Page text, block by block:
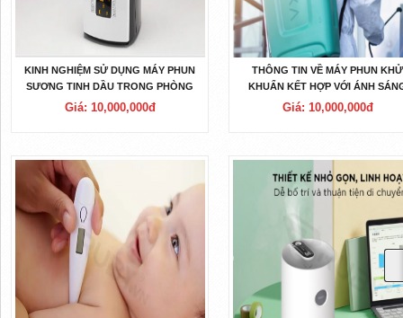
KINH NGHIỆM SỬ DỤNG MÁY PHUN
SƯƠNG TINH DẦU TRONG PHÒNG
ĐẠT HIỆU QUẢ.
Giá: 10,000,000đ
THÔNG TIN VỀ MÁY PHUN KHỬ
KHUẨN KẾT HỢP VỚI ÁNH
XANH.
Giá: 10,000,000đ